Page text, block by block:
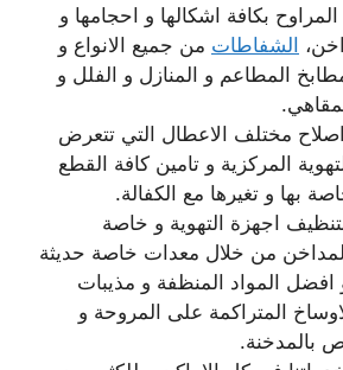
المراوح بكافة اشكالها و احجامها و
الشفاطات من جميع الانواع و
المطاعم و المنازل و الفلل و
مختلف الاعطال التي تتعرض
المركزية و تامين كافة القطع
بها و تغيرها مع الكفالة.
اجهزة التهوية و خاصة
من خلال معدات خاصة حديثة
المواد المنظفة و مذيبات
المتراكمة على المروحة و
بالمدخنة.